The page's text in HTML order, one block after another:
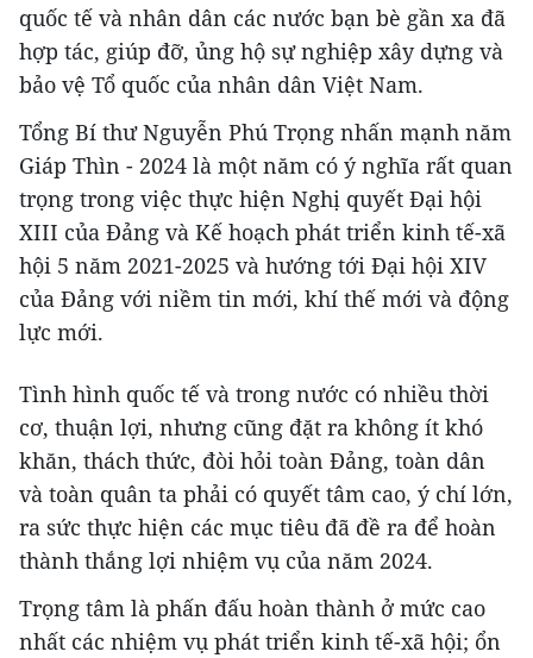
quốc tế và nhân dân các nước bạn bè gần xa đã
hợp tác, giúp đỡ, ủng hộ sự nghiệp xây dựng và
bảo vệ Tổ quốc của nhân dân Việt Nam.
Tổng Bí thư Nguyễn Phú Trọng nhấn mạnh năm
Giáp Thìn - 2024 là một năm có ý nghĩa rất quan
trọng trong việc thực hiện Nghị quyết Đại hội
XIII của Đảng và Kế hoạch phát triển kinh tế-xã
hội 5 năm 2021-2025 và hướng tới Đại hội XIV
của Đảng với niềm tin mới, khí thế mới và động
lực mới.
Tình hình quốc tế và trong nước có nhiều thời
cơ, thuận lợi, nhưng cũng đặt ra không ít khó
khăn, thách thức, đòi hỏi toàn Đảng, toàn dân
và toàn quân ta phải có quyết tâm cao, ý chí lớn,
ra sức thực hiện các mục tiêu đã đề ra để hoàn
thành thắng lợi nhiệm vụ của năm 2024.
Trọng tâm là phấn đấu hoàn thành ở mức cao
nhất các nhiệm vụ phát triển kinh tế-xã hội; ổn